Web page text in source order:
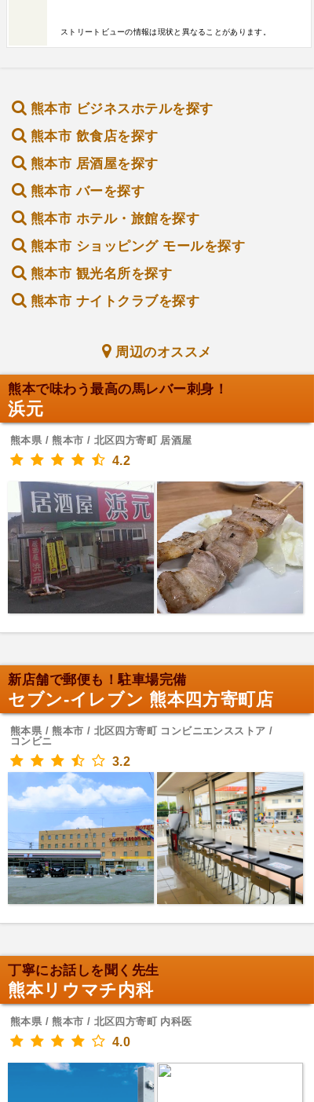
ストリートビューの情報は現状と異なることがあります。
熊本市 ビジネスホテルを探す
熊本市 飲食店を探す
熊本市 居酒屋を探す
熊本市 バーを探す
熊本市 ホテル・旅館を探す
熊本市 ショッピング モールを探す
熊本市 観光名所を探す
熊本市 ナイトクラブを探す
周辺のオススメ
熊本で味わう最高の馬レバー刺身！
浜元
熊本県 / 熊本市 / 北区四方寄町 居酒屋
4.2
新店舗で郵便も！駐車場完備
セブン-イレブン 熊本四方寄町店
熊本県 / 熊本市 / 北区四方寄町 コンビニエンスストア /
コンビニ
3.2
丁寧にお話しを聞く先生
熊本リウマチ内科
熊本県 / 熊本市 / 北区四方寄町 内科医
4.0